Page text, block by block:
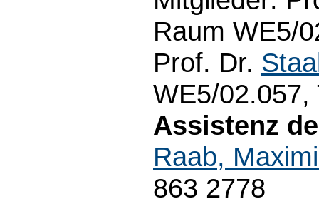
Raum WE5/
Prof. Dr.
WE5/02.057,
Assistenz
Raab,
863 2778